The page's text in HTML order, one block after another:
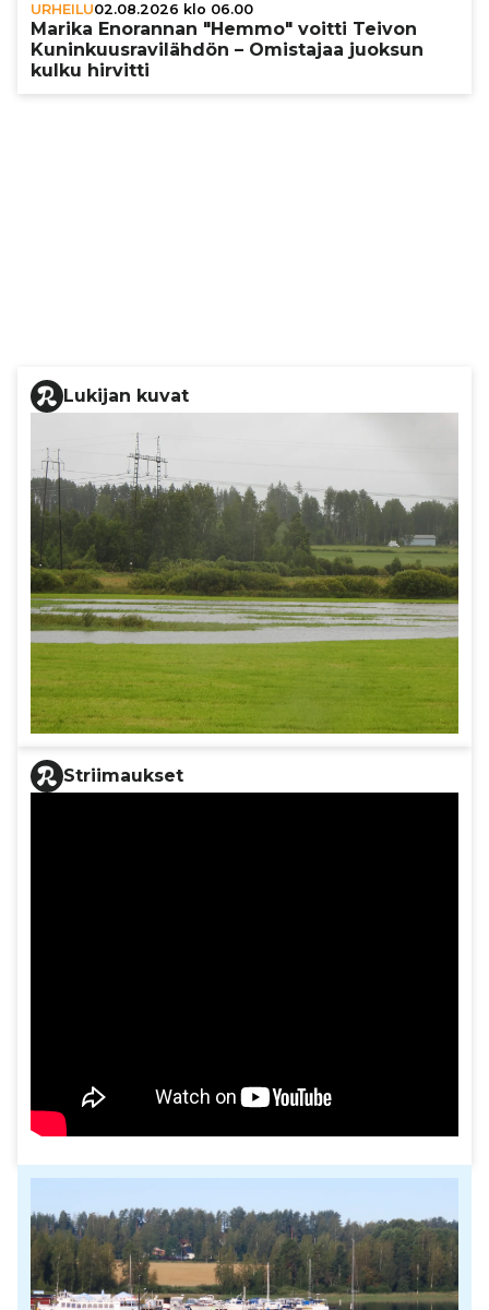
URHEILU02.08.2026 klo 06.00
Marika Enorannan "Hemmo" voitti Teivon
Kunin­kuus­ra­vi­läh­dön – Omistajaa juoksun
kulku hirvitti
Lukijan kuvat
Striimaukset